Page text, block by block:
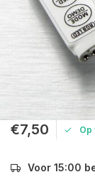
€7,50 Op
Voor 15:00